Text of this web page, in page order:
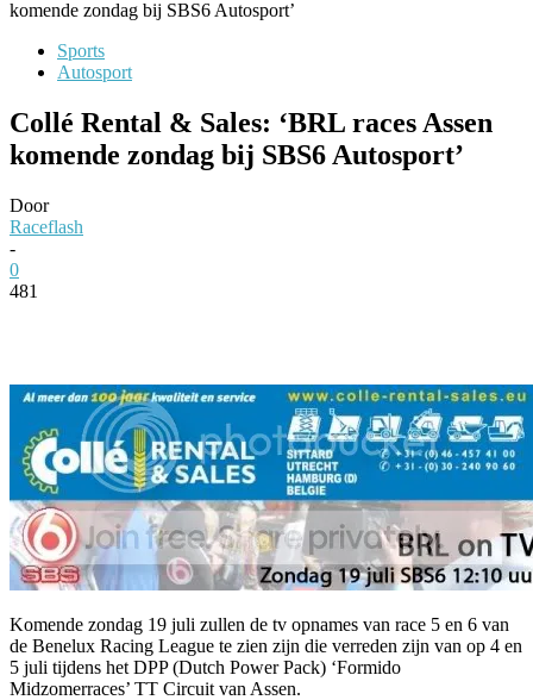
komende zondag bij SBS6 Autosport’
Sports
Autosport
Collé Rental & Sales: ‘BRL races Assen
komende zondag bij SBS6 Autosport’
Door
Raceflash
-
0
481
Komende zondag 19 juli zullen de tv opnames van race 5 en 6 van
de Benelux Racing League te zien zijn die verreden zijn van op 4 en
5 juli tijdens het DPP (Dutch Power Pack) ‘Formido
Midzomerraces’ TT Circuit van Assen.